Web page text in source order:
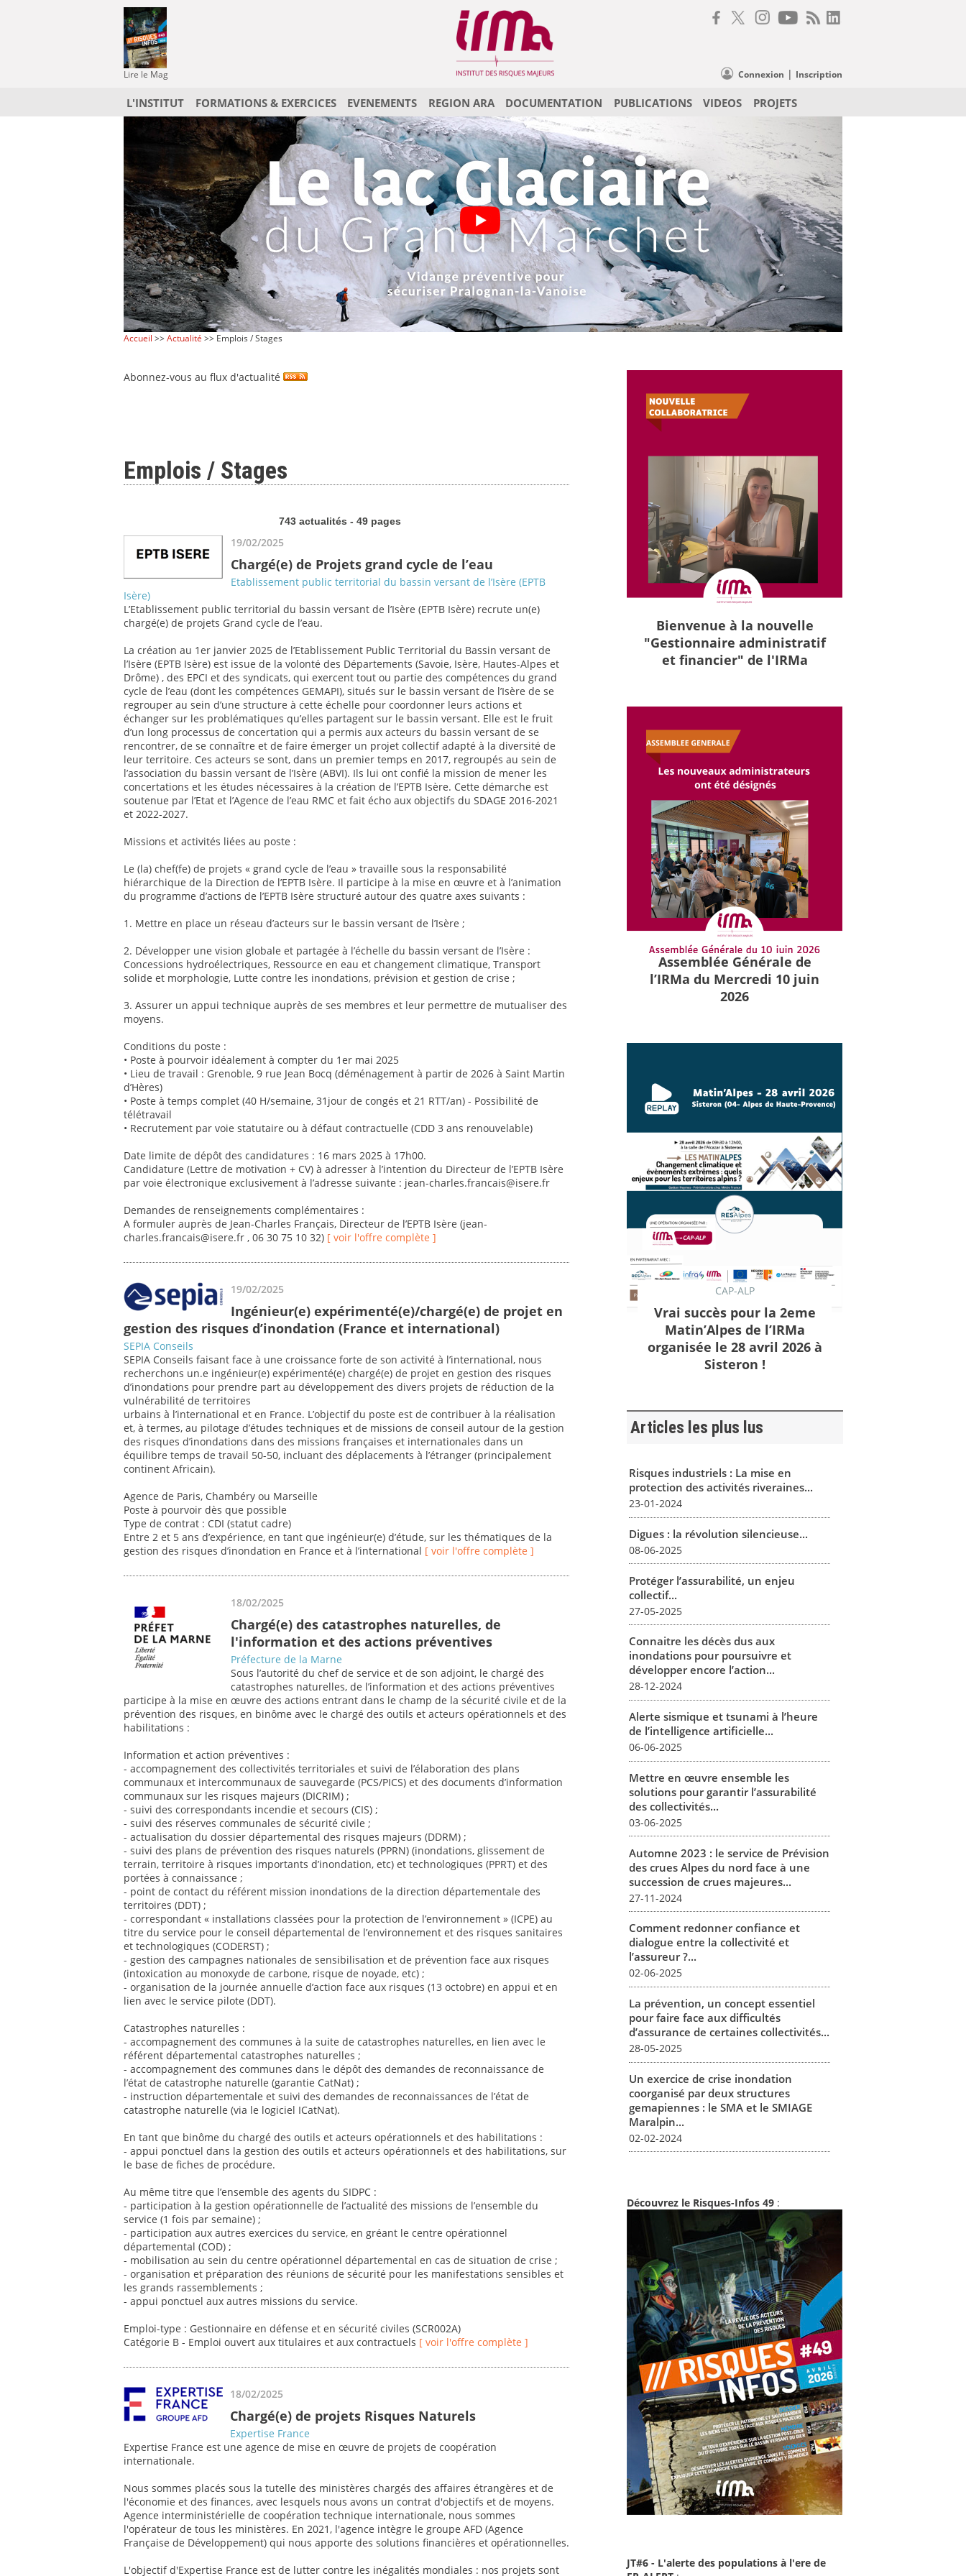
Lire le Mag Connexion | Inscription
L'INSTITUT FORMATIONS & EXERCICES EVENEMENTS REGION ARA DOCUMENTATION PUBLICATIONS VIDEOS PROJETS
Accueil >>Actualité >> Emplois / Stages
Abonnez-vous au flux d'actualité
Emplois / Stages
743 actualités - 49 pages
19/02/2025
Chargé(e) de Projets grand cycle de l’eau
Etablissement public territorial du bassin versant de l’Isère (EPTB
Isère)
L’Etablissement public territorial du bassin versant de l’Isère (EPTB Isère) recrute un(e)
chargé(e) de projets Grand cycle de l’eau.
La création au 1er janvier 2025 de l’Etablissement Public Territorial du Bassin versant de
l’Isère (EPTB Isère) est issue de la volonté des Départements (Savoie, Isère, Hautes-Alpes et
Drôme) , des EPCI et des syndicats, qui exercent tout ou partie des compétences du grand
cycle de l’eau (dont les compétences GEMAPI), situés sur le bassin versant de l’Isère de se
regrouper au sein d’une structure à cette échelle pour coordonner leurs actions et
échanger sur les problématiques qu’elles partagent sur le bassin versant. Elle est le fruit
d’un long processus de concertation qui a permis aux acteurs du bassin versant de se
rencontrer, de se connaître et de faire émerger un projet collectif adapté à la diversité de
leur territoire. Ces acteurs se sont, dans un premier temps en 2017, regroupés au sein de
l’association du bassin versant de l’Isère (ABVI). Ils lui ont confié la mission de mener les
concertations et les études nécessaires à la création de l’EPTB Isère. Cette démarche est
soutenue par l’Etat et l’Agence de l’eau RMC et fait écho aux objectifs du SDAGE 2016-2021
et 2022-2027.
Missions et activités liées au poste :
Le (la) chef(fe) de projets « grand cycle de l’eau » travaille sous la responsabilité
hiérarchique de la Direction de l’EPTB Isère. Il participe à la mise en œuvre et à l’animation
du programme d’actions de l’EPTB Isère structuré autour des quatre axes suivants :
1. Mettre en place un réseau d’acteurs sur le bassin versant de l’Isère ;
2. Développer une vision globale et partagée à l’échelle du bassin versant de l’Isère :
Concessions hydroélectriques, Ressource en eau et changement climatique, Transport
solide et morphologie, Lutte contre les inondations, prévision et gestion de crise ;
3. Assurer un appui technique auprès de ses membres et leur permettre de mutualiser des
moyens.
Conditions du poste :
• Poste à pourvoir idéalement à compter du 1er mai 2025
• Lieu de travail : Grenoble, 9 rue Jean Bocq (déménagement à partir de 2026 à Saint Martin
d’Hères)
• Poste à temps complet (40 H/semaine, 31jour de congés et 21 RTT/an) - Possibilité de
télétravail
• Recrutement par voie statutaire ou à défaut contractuelle (CDD 3 ans renouvelable)
Date limite de dépôt des candidatures : 16 mars 2025 à 17h00.
Candidature (Lettre de motivation + CV) à adresser à l’intention du Directeur de l’EPTB Isère
par voie électronique exclusivement à l’adresse suivante : jean-charles.francais@isere.fr
Demandes de renseignements complémentaires :
A formuler auprès de Jean-Charles Français, Directeur de l’EPTB Isère (jean-
charles.francais@isere.fr , 06 30 75 10 32) [ voir l'offre complète ]
19/02/2025
Ingénieur(e) expérimenté(e)/chargé(e) de projet en
gestion des risques d’inondation (France et international)
SEPIA Conseils
SEPIA Conseils faisant face à une croissance forte de son activité à l’international, nous
recherchons un.e ingénieur(e) expérimenté(e) chargé(e) de projet en gestion des risques
d’inondations pour prendre part au développement des divers projets de réduction de la
vulnérabilité de territoires
urbains à l’international et en France. L’objectif du poste est de contribuer à la réalisation
et, à termes, au pilotage d’études techniques et de missions de conseil autour de la gestion
des risques d’inondations dans des missions françaises et internationales dans un
équilibre temps de travail 50-50, incluant des déplacements à l’étranger (principalement
continent Africain).
Agence de Paris, Chambéry ou Marseille
Poste à pourvoir dès que possible
Type de contrat : CDI (statut cadre)
Entre 2 et 5 ans d’expérience, en tant que ingénieur(e) d’étude, sur les thématiques de la
gestion des risques d’inondation en France et à l’international [ voir l'offre complète ]
18/02/2025
Chargé(e) des catastrophes naturelles, de
l'information et des actions préventives
Préfecture de la Marne
Sous l’autorité du chef de service et de son adjoint, le chargé des
catastrophes naturelles, de l’information et des actions préventives
participe à la mise en œuvre des actions entrant dans le champ de la sécurité civile et de la
prévention des risques, en binôme avec le chargé des outils et acteurs opérationnels et des
habilitations :
Information et action préventives :
- accompagnement des collectivités territoriales et suivi de l’élaboration des plans
communaux et intercommunaux de sauvegarde (PCS/PICS) et des documents d’information
communaux sur les risques majeurs (DICRIM) ;
- suivi des correspondants incendie et secours (CIS) ;
- suivi des réserves communales de sécurité civile ;
- actualisation du dossier départemental des risques majeurs (DDRM) ;
- suivi des plans de prévention des risques naturels (PPRN) (inondations, glissement de
terrain, territoire à risques importants d’inondation, etc) et technologiques (PPRT) et des
portées à connaissance ;
- point de contact du référent mission inondations de la direction départementale des
territoires (DDT) ;
- correspondant « installations classées pour la protection de l’environnement » (ICPE) au
titre du service pour le conseil départemental de l’environnement et des risques sanitaires
et technologiques (CODERST) ;
- gestion des campagnes nationales de sensibilisation et de prévention face aux risques
(intoxication au monoxyde de carbone, risque de noyade, etc) ;
- organisation de la journée annuelle d’action face aux risques (13 octobre) en appui et en
lien avec le service pilote (DDT).
Catastrophes naturelles :
- accompagnement des communes à la suite de catastrophes naturelles, en lien avec le
référent départemental catastrophes naturelles ;
- accompagnement des communes dans le dépôt des demandes de reconnaissance de
l’état de catastrophe naturelle (garantie CatNat) ;
- instruction départementale et suivi des demandes de reconnaissances de l’état de
catastrophe naturelle (via le logiciel ICatNat).
En tant que binôme du chargé des outils et acteurs opérationnels et des habilitations :
- appui ponctuel dans la gestion des outils et acteurs opérationnels et des habilitations, sur
le base de fiches de procédure.
Au même titre que l’ensemble des agents du SIDPC :
- participation à la gestion opérationnelle de l’actualité des missions de l’ensemble du
service (1 fois par semaine) ;
- participation aux autres exercices du service, en gréant le centre opérationnel
départemental (COD) ;
- mobilisation au sein du centre opérationnel départemental en cas de situation de crise ;
- organisation et préparation des réunions de sécurité pour les manifestations sensibles et
les grands rassemblements ;
- appui ponctuel aux autres missions du service.
Emploi-type : Gestionnaire en défense et en sécurité civiles (SCR002A)
Catégorie B - Emploi ouvert aux titulaires et aux contractuels [ voir l'offre complète ]
18/02/2025
Chargé(e) de projets Risques Naturels
Expertise France
Expertise France est une agence de mise en œuvre de projets de coopération
internationale.
Nous sommes placés sous la tutelle des ministères chargés des affaires étrangères et de
l'économie et des finances, avec lesquels nous avons un contrat d'objectifs et de moyens.
Agence interministérielle de coopération technique internationale, nous sommes
l'opérateur de tous les ministères. En 2021, l'agence intègre le groupe AFD (Agence
Française de Développement) qui nous apporte des solutions financières et opérationnelles.
L'objectif d'Expertise France est de lutter contre les inégalités mondiales : nos projets sont
Bienvenue à la nouvelle
"Gestionnaire administratif
et financier" de l'IRMa
Assemblée Générale de
l’IRMa du Mercredi 10 juin
2026
CAP-ALP
Vrai succès pour la 2eme
Matin’Alpes de l’IRMa
organisée le 28 avril 2026 à
Sisteron !
Articles les plus lus
Risques industriels : La mise en
protection des activités riveraines...
23-01-2024
Digues : la révolution silencieuse...
08-06-2025
Protéger l’assurabilité, un enjeu
collectif...
27-05-2025
Connaitre les décès dus aux
inondations pour poursuivre et
développer encore l’action...
28-12-2024
Alerte sismique et tsunami à l’heure
de l’intelligence artificielle...
06-06-2025
Mettre en œuvre ensemble les
solutions pour garantir l’assurabilité
des collectivités...
03-06-2025
Automne 2023 : le service de Prévision
des crues Alpes du nord face à une
succession de crues majeures...
27-11-2024
Comment redonner confiance et
dialogue entre la collectivité et
l’assureur ?...
02-06-2025
La prévention, un concept essentiel
pour faire face aux difficultés
d’assurance de certaines collectivités...
28-05-2025
Un exercice de crise inondation
coorganisé par deux structures
gemapiennes : le SMA et le SMIAGE
Maralpin...
02-02-2024
Découvrez le Risques-Infos 49 :
JT#6 - L'alerte des populations à l'ere de